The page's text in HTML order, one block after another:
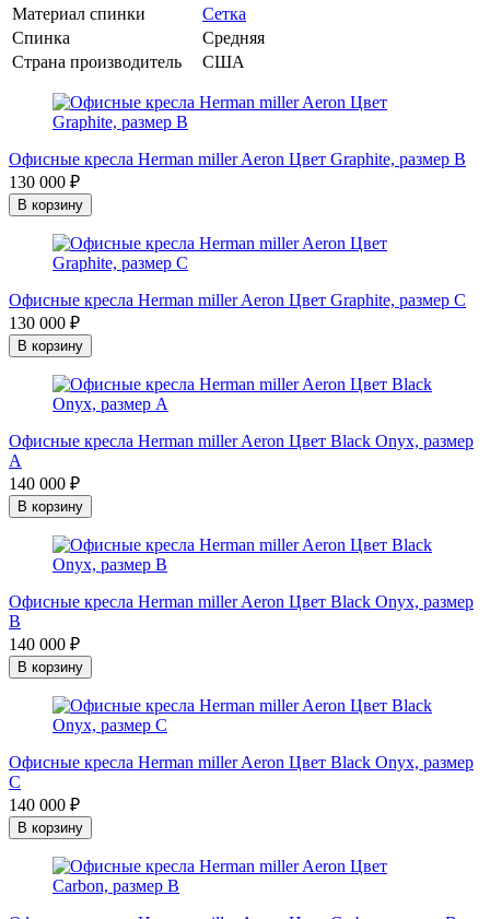
Материал спинки
Сетка
Спинка
Средняя
Страна производитель
США
Офисные кресла Herman miller Aeron Цвет Graphite, размер B
130 000 ₽
В корзину
Офисные кресла Herman miller Aeron Цвет Graphite, размер C
130 000 ₽
В корзину
Офисные кресла Herman miller Aeron Цвет Black Onyx, размер
A
140 000 ₽
В корзину
Офисные кресла Herman miller Aeron Цвет Black Onyx, размер
B
140 000 ₽
В корзину
Офисные кресла Herman miller Aeron Цвет Black Onyx, размер
C
140 000 ₽
В корзину